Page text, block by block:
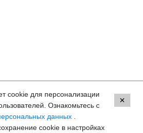
90
cookie для персонализации
Ознакомьтесь с
данных
cookie в настройках
✕